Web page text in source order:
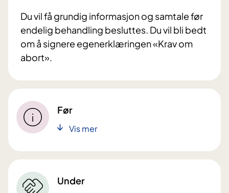
Du vil få grundig informasjon og samtale før
endelig behandling besluttes. Du vil bli bedt
om å signere egenerklæringen «Krav om
abort».
Før
Vis mer
Under